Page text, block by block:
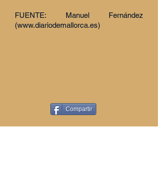
FUENTE: Manuel Fernández
(www.diariodemallorca.es)
Compartir